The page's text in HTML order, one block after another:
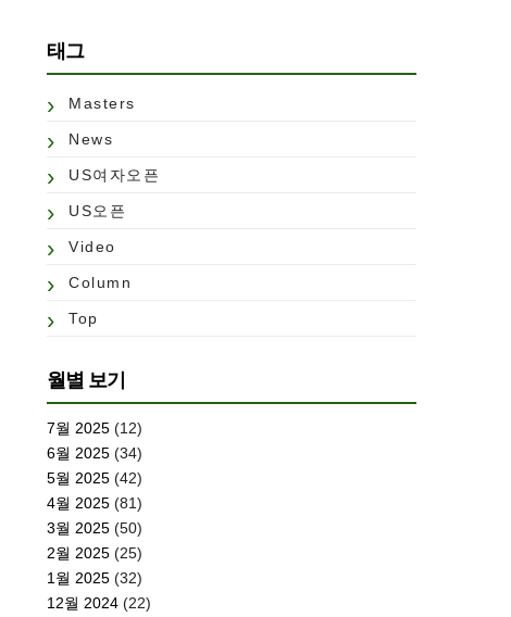
태그
Masters
News
US여자오픈
US오픈
Video
Column
Top
월별 보기
7월 2025 (12)
6월 2025 (34)
5월 2025 (42)
4월 2025 (81)
3월 2025 (50)
2월 2025 (25)
1월 2025 (32)
12월 2024 (22)